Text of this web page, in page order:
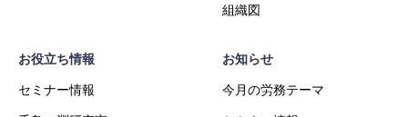
組織図
お役立ち情報
セミナー情報
お知らせ
今月の労務テーマ